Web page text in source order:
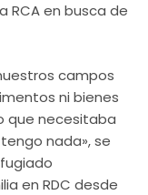
RCA en busca de
campos
ni bienes
que necesitaba
nada», se
en RDC desde